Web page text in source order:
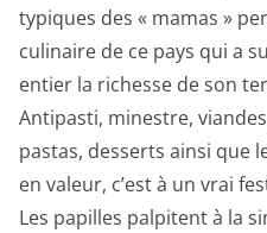
typiques des « mamas »
culinaire de ce pays qui a
entier la richesse de son
Antipasti, minestre,
pastas, desserts ainsi que
en valeur, c’est à un vrai
Les papilles palpitent à la